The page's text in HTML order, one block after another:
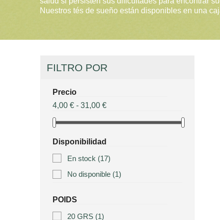
Nuestros tés de sueño están disponibles en una
FILTRO POR
Precio
4,00 € - 31,00 €
Disponibilidad
En stock (17)
No disponible (1)
POIDS
20 GRS (1)